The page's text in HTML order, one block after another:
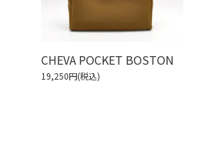
CHEVA POCKET BOSTON
19,250円(税込)